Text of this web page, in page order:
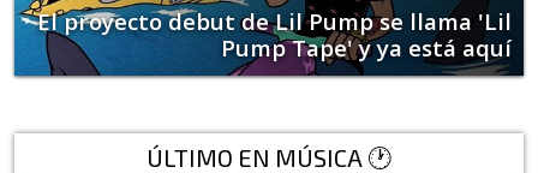
El proyecto debut de Lil Pump se llama 'Lil
Pump Tape' y ya está aquí
ÚLTIMO EN MÚSICA 🕐